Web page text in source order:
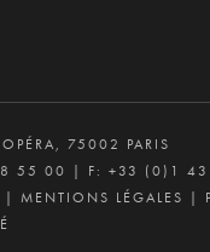
75002 PARIS
55 00 | F: +33 (0)1
| MENTIONS LÉGALES |